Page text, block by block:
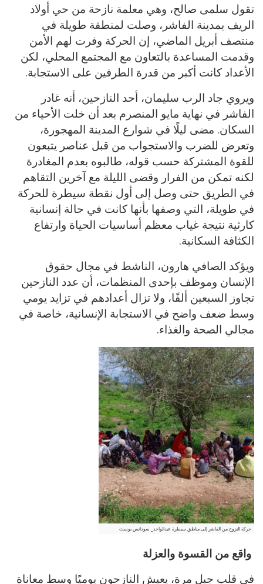
تقول سلمى صالح، وهي معلمة نازحة من حي أولاد
الريف بمدينة الفاشر، وصلت لمنطقة طويلة في
منتصف أبريل الماضي، إن الحركة وفرت لهم الأمن
وقدمت المساعدة بالتعاون مع المجتمع المحلي، لكن
الأعداد كانت أكبر من قدرة الطرفين على الاستجابة.
ويروي جاد الرب سليمان، أحد النازحين، أنه غادر
الفاشر في نهاية مايو المنصرم بعد أن خلت الأحياء من
السكان. مضى ليلًا في شوارع المدينة المهجورة،
وتعرض للضرب والاستجواب من قبل عناصر يتبعون
للقوة المشتركة حسب قوله، طالبوه بعدم المغادرة
لكنه تمكن من الفرار وقضى الليلة مع آخرين التقاهم
في الطريق حتى وصل إلى أول نقطة سيطرة للحركة
في طويلة، التي وصفها بأنها كانت في حالة إنسانية
كارثية نتيجة غياب معظم أساسيات الحياة وارتفاع
الكثافة السكانية.
ويؤكد الصافي هارون، الناشط في مجال حقوق
الإنسان وموظف بإحدى المنظمات، أن عدد النازحين
تجاوز السبعين ألفًا، ولا تزال أعدادهم في تزايد يومي
وسط ضعف واضح في الاستجابة الإنسانية، خاصة في
مجالي الصحة والغذاء.
حركة النزوح من الفاشر إلى مناطق سيطرة عبدالواحد_ سودانس بوست
واقع من القسوة والعزلة
في قلب جبل مرة، يعيش النازحون يوميًا وسط معاناة